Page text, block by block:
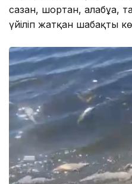
сазан, шортан, алабұға,
үйіліп жатқан шабақты